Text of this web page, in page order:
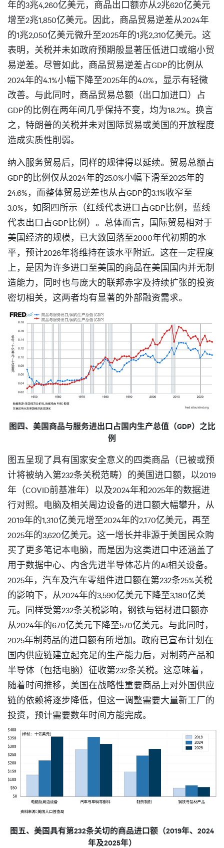
年的3兆4,260亿美元，商品出口额亦从2兆620亿美元
增至2兆1,850亿美元。因此，商品贸易逆差从2024年
的1兆2,050亿美元微升至2025年的1兆2,310亿美元。这
表明，关税并未如政府预期般显著压低进口或缩小贸
易逆差。尽管如此，商品贸易逆差占GDP的比例从
2024年的4.1%小幅下降至2025年的4.0%，显示有轻微
改善。与此同时，商品贸易总额（出口加进口）占
GDP的比例在两年间几乎保持不变，均为18.2%。换言
之，特朗普的关税并未对国际贸易或美国的开放程度
造成实质性削弱。
纳入服务贸易后，同样的规律得以延续。贸易总额占
GDP的比例仅从2024年的25.0%小幅下滑至2025年的
24.6%，而整体贸易逆差也从占GDP的3.1%收窄至
3.0%，如图四所示（红线代表进口占GDP比例，蓝线
代表出口占GDP比例）。总体而言，国际贸易相对于
美国经济的规模，已大致回落至2000年代初期的水
平，预计2026年将维持在该水平附近。这在一定程度
上，是因为许多进口至美国的商品在美国国内并无制
造能力，同时也与庞大的联邦赤字及持续扩张的投资
密切相关，这两者均有显著的外部融资需求。
图四、美国商品与服务进出口占国内生产总值（GDP）之比
例
图五呈现了具有国家安全意义的四类商品（已被或预
计将被纳入第232条关税范畴）的美国进口额，以2019
年（COVID前基准年）以及2024年和2025年的数据进
行对照。电脑及相关周边设备的进口额大幅攀升，从
2019年的1,310亿美元增至2024年的2,170亿美元，再至
2025年的3,620亿美元。这一增长并非源于美国民众购
买了更多笔记本电脑，而是因为这类进口中还涵盖了
用于数据中心、内含先进半导体芯片的AI相关设备。
2025年，汽车及汽车零组件进口额在第232条25%关税
的影响下，从2024年的3,590亿美元下降至3,180亿美
元。同样受第232条关税影响，钢铁与铝材进口额亦
从2024年的670亿美元下降至570亿美元。与此同时，
2025年制药品的进口额有所增加。政府已宣布计划在
国内供应链建立起充足的生产能力后，对制药产品和
半导体（包括电脑）征收第232条关税。这意味着，
随着时间推移，美国在战略性重要商品上对外国供应
链的依赖将逐步降低，但这一调整需要大量新工厂的
投资，预计需要数年时间方能完成。
图五、美国具有第232条关切的商品进口额（2019年、2024
年及2025年）